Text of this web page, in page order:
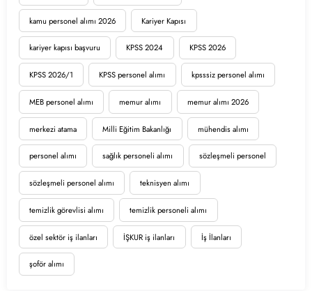
kamu personel alımı 2026 Kariyer Kapısı
kariyer kapısı başvuru KPSS 2024 KPSS 2026
KPSS 2026/1 KPSS personel alımı kpsssiz personel alımı
MEB personel alımı memur alımı memur alımı 2026
merkezi atama Milli Eğitim Bakanlığı mühendis alımı
personel alımı sağlık personeli alımı sözleşmeli personel
sözleşmeli personel alımı teknisyen alımı
temizlik görevlisi alımı temizlik personeli alımı
özel sektör iş ilanları İŞKUR iş ilanları İş İlanları
şoför alımı